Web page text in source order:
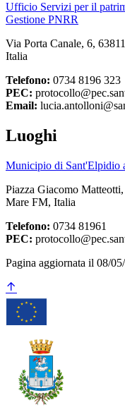
Ufficio Servizi per il
Gestione PNRR
Via Porta Canale, 6,
Italia
Telefono: 0734 8196 323
PEC:
Email:
Luoghi
Municipio di Sant'Elpidio
Piazza Giacomo
Mare FM, Italia
Telefono: 0734 81961
PEC:
Pagina aggiornata il 08/